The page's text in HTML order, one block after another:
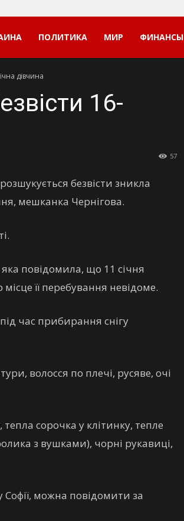
ПОЛИТИКА МИР ФИНАНСЫ
дівчина
16-
57
безвісти зникла
мешканка Чернігова.
яка повідомила, що 11 січня
її перебування невідоме.
час прибирання снігу
волосся по плечі, русяве, очі
сорочка у клітинку, тепле
з вушками), чорні рукавиці,
можна повідомити за